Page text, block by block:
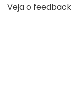
Veja o